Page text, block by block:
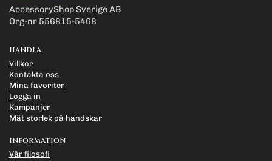
AccessoryShop Sverige AB
Org-nr 556815-5468
HANDLA
Villkor
Kontakta oss
Mina favoriter
Logga in
Kampanjer
Mät storlek på handskar
INFORMATION
Vår filosofi